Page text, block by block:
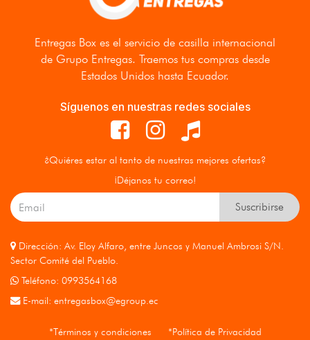
Entregas Box es el servicio de casilla internacional
de Grupo Entregas. Traemos tus compras desde
Estados Unidos hasta Ecuador.
Síguenos en nuestras redes sociales
¿Quiéres estar al tanto de nuestras mejores ofertas?
¡Déjanos tu correo!
Suscribirse
Dirección: Av. Eloy Alfaro, entre Juncos y Manuel Ambrosi S/N.
Sector Comité del Pueblo.
Teléfono: 0993564168
E-mail: entregasbox@egroup.ec
*Términos y condiciones *Política de Privacidad